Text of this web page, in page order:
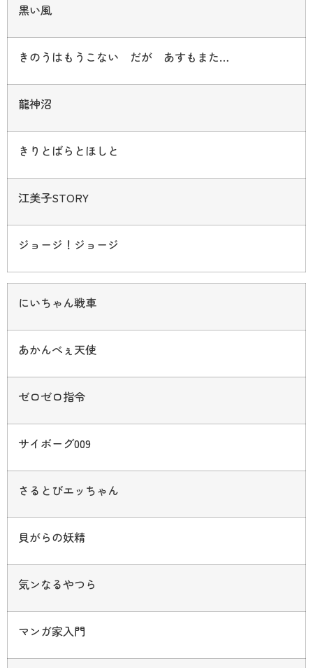
黒い風
きのうはもうこない だが あすもまた…
龍神沼
きりとばらとほしと
江美子STORY
ジョージ！ジョージ
にいちゃん戦車
あかんべぇ天使
ゼロゼロ指令
サイボーグ009
さるとびエッちゃん
貝がらの妖精
気ンなるやつら
マンガ家入門